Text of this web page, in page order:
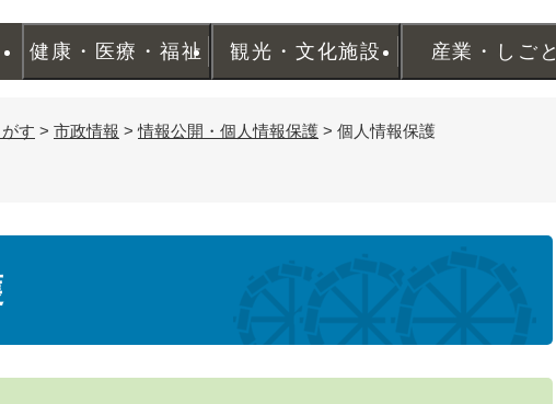
健康・医療・福祉 観光・文化施設 産業・しごと
す > 市政情報 >情報公開・個人情報保護 > 個人情報保護